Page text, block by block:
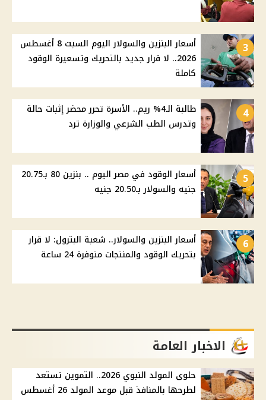
3
أسعار البنزين والسولار اليوم السبت 8 أغسطس
2026.. لا قرار جديد بالتحريك وتسعيرة الوقود
كاملة
4
طالبة الـ4% ريم.. الأسرة تحرر محضر إثبات حالة
وتدرس الطب الشرعي والوزارة ترد
5
أسعار الوقود في مصر اليوم .. بنزين 80 بـ20.75
جنيه والسولار بـ20.50 جنيه
6
أسعار البنزين والسولار.. شعبة البترول: لا قرار
بتحريك الوقود والمنتجات متوفرة 24 ساعة
الاخبار العامة
حلوى المولد النبوي 2026.. التموين تستعد
لطرحها بالمنافذ قبل موعد المولد 26 أغسطس